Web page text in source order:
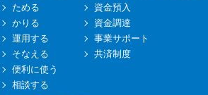
ためる
かりる
運用する
そなえる
便利に使う
相談する
資金預入
資金調達
事業サポート
共済制度